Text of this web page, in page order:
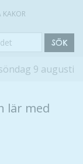
KAKOR
SÖK
9 augusti